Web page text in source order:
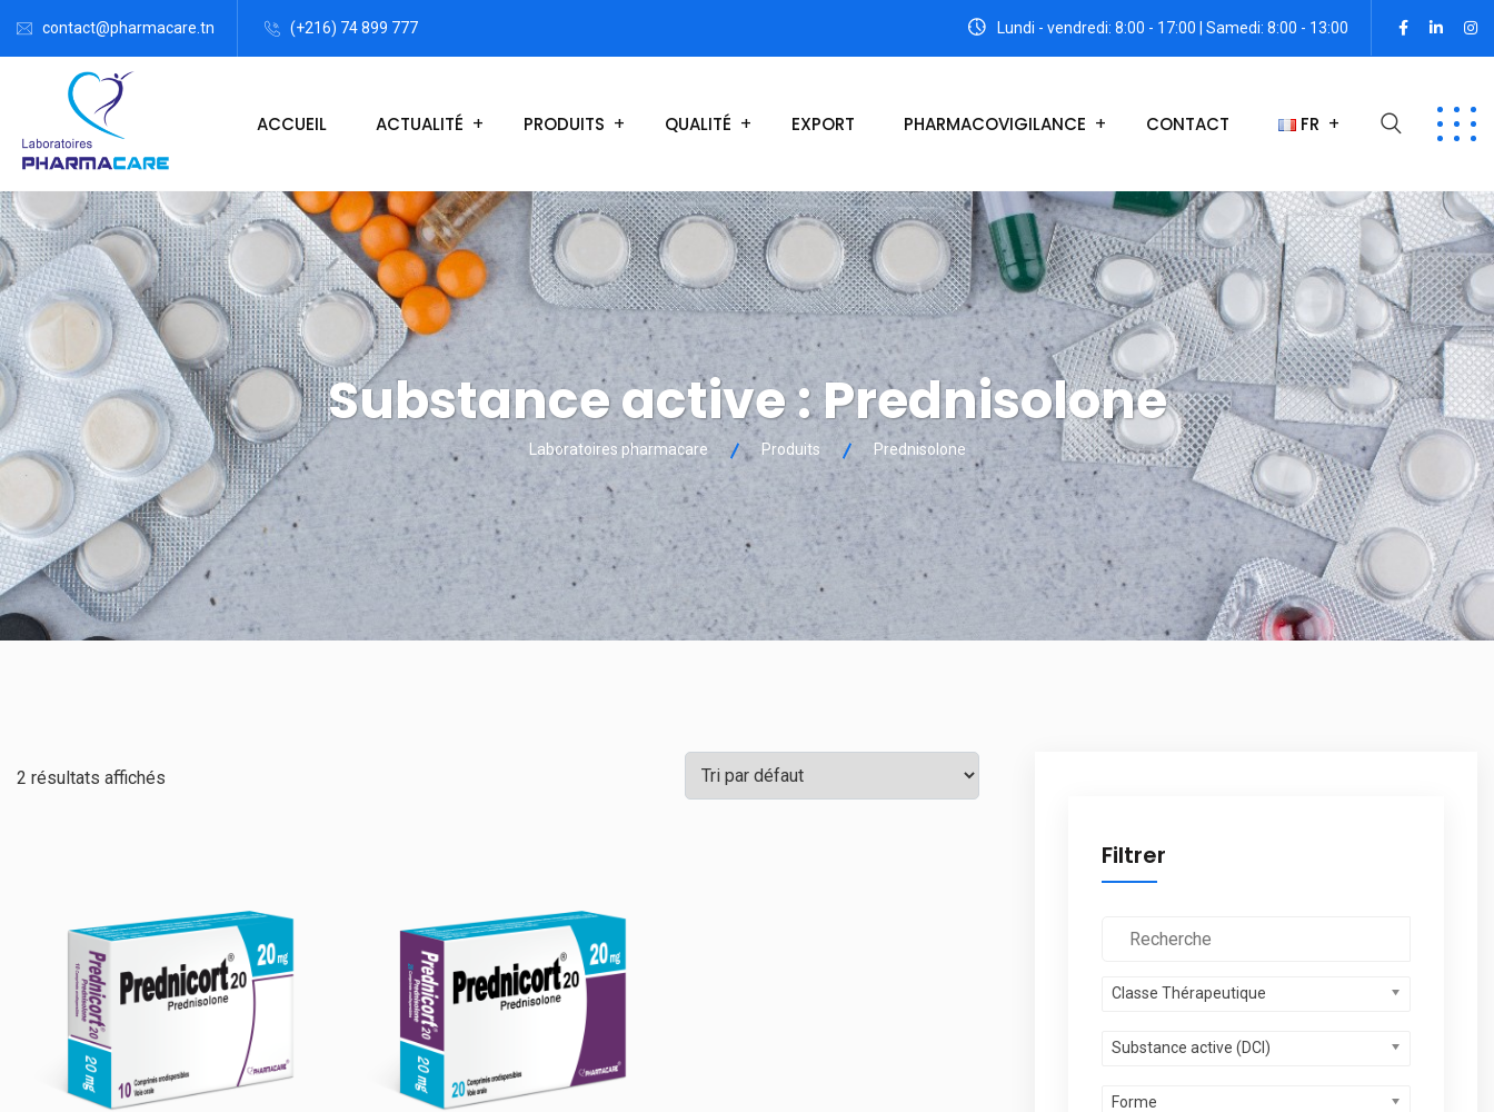
contact@pharmacare.tn (+216) 74 899 777 Lundi - vendredi: 8:00 - 17:00 | Samedi: 8:00 - 13:00
ACCUEIL ACTUALITÉ PRODUITS QUALITÉ EXPORT PHARMACOVIGILANCE CONTACT FR
Substance active :Prednisolone
Laboratoires pharmacare Produits Prednisolone
2 résultats affichés
Filtrer
Classe Thérapeutique
Substance active (DCI)
Forme